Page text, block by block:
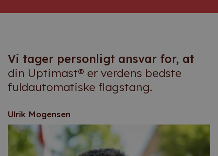
Vi tager personligt ansvar for, at
din Uptimast® er verdens bedste
fuldautomatiske flagstang.
Ulrik Mogensen